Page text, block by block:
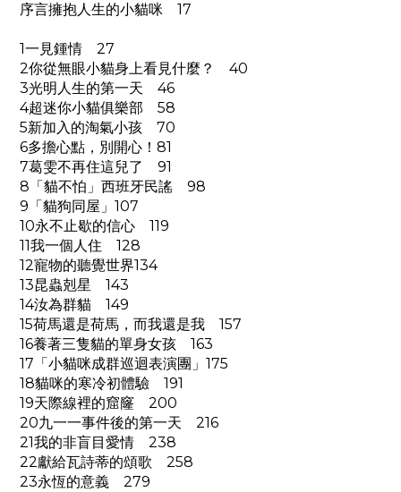
序言擁抱人生的小貓咪 17
1一見鍾情 27
2你從無眼小貓身上看見什麼？ 40
3光明人生的第一天 46
4超迷你小貓俱樂部 58
5新加入的淘氣小孩 70
6多擔心點，別開心！81
7葛雯不再住這兒了 91
8「貓不怕」西班牙民謠 98
9「貓狗同屋」107
10永不止歇的信心 119
11我一個人住 128
12寵物的聽覺世界134
13昆蟲剋星 143
14汝為群貓 149
15荷馬還是荷馬，而我還是我 157
16養著三隻貓的單身女孩 163
17「小貓咪成群巡迴表演團」175
18貓咪的寒冷初體驗 191
19天際線裡的窟窿 200
20九一一事件後的第一天 216
21我的非盲目愛情 238
22獻給瓦詩蒂的頌歌 258
23永恆的意義 279